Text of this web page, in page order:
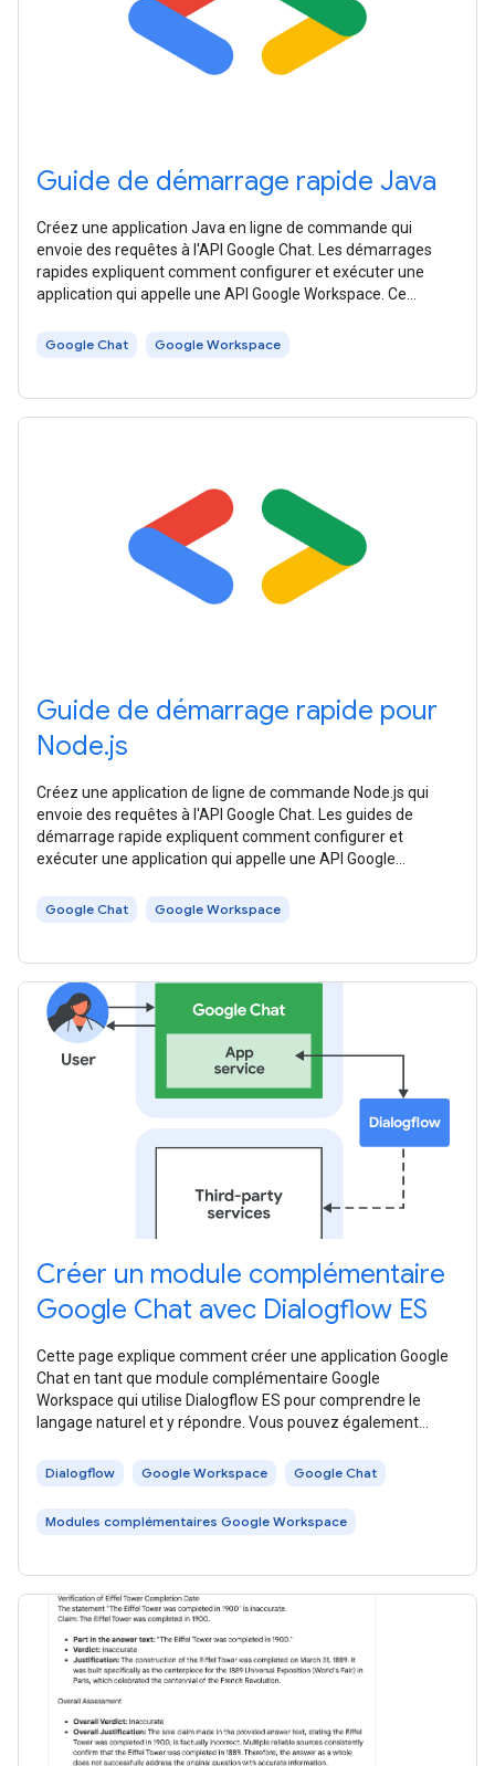
Guide de démarrage rapide Java
Créez une application Java en ligne de commande qui
envoie des requêtes à l'API Google Chat. Les démarrages
rapides expliquent comment configurer et exécuter une
application qui appelle une API Google Workspace. Ce
Google Chat Google Workspace
Guide de démarrage rapide pour
Node.js
Créez une application de ligne de commande Node.js qui
envoie des requêtes à l'API Google Chat. Les guides de
démarrage rapide expliquent comment configurer et
exécuter une application qui appelle une API Google
Google Chat Google Workspace
Créer un module complémentaire
Google Chat avec Dialogflow ES
Cette page explique comment créer une application Google
Chat en tant que module complémentaire Google
Workspace qui utilise Dialogflow ES pour comprendre le
langage naturel et y répondre. Vous pouvez également
Dialogflow Google Workspace Google Chat
Modules complémentaires Google Workspace